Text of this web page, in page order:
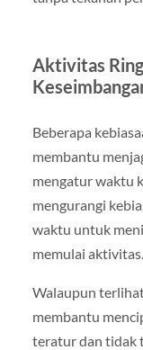
Aktivitas
Beberapa
membantu
mengatur waktu
mengurangi
waktu untuk
memulai aktivitas.
Walaupun
membantu
teratur dan tidak